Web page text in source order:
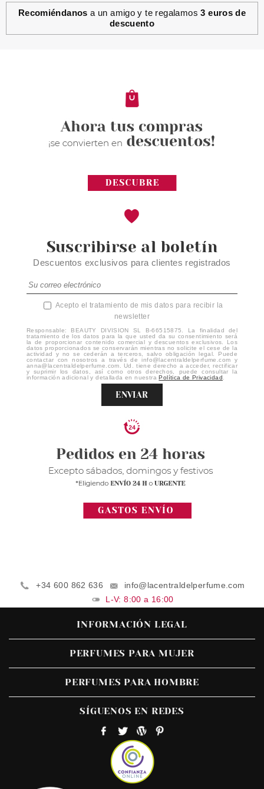
Recomiéndanos a un amigo y te regalamos3 euros de
descuento
Suscribirse al boletín
Descuentos exclusivos para clientes registrados
Acepto el tratamiento de mis datos para recibir la
newsletter
Responsable: BEAUTY DIVISION SL B-66515875. La finalidad del
tratamiento de los datos para la que usted da su consentimiento será
la de proporcionar contenido comercial y descuentos exclusivos. Los
datos proporcionados se conservarán mientras no solicite el cese de la
actividad y no se cederán a terceros, salvo obligación legal. Puede
contactar con nosotros a través de info@lacentraldelperfume.com y
anna@lacentraldelperfume.com. Ud. tiene derecho a acceder, rectificar
y suprimir los datos, así como otros derechos, puede consultar la
información adicional y detallada en nuestraPolítica de Privacidad.
ENVIAR
+34 600 862 636
info@lacentraldelperfume.com
L-V: 8:00 a 16:00
INFORMACIÓN LEGAL
PERFUMES PARA MUJER
PERFUMES PARA HOMBRE
SÍGUENOS EN REDES